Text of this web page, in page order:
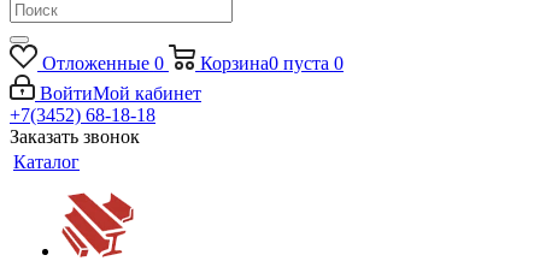
Отложенные 0 Корзина0 пуста 0
ВойтиМой кабинет
+7(3452) 68-18-18
Заказать звонок
Каталог